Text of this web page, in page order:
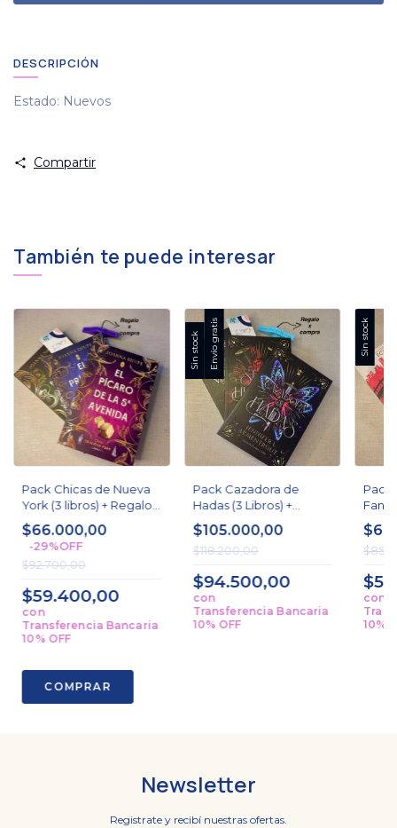
DESCRIPCIÓN
Estado: Nuevos
Compartir
También te puede interesar
Pack Chicas de Nueva
York (3 libros) + Regalo -
Joanna Shupe
$66.000,00
-29%OFF
$92.700,00
$59.400,00
con
Transferencia Bancaria
10% OFF
Sin stock Envío gratis
Pack Cazadora de
Hadas (3 Libros) +
Regalo -Jennifer L
Armentrout
$105.000,00
$118.200,00
$94.500,00
con
Transferencia Bancaria
10% OFF
Sin stock
Pack
con
10%
Newsletter
Registrate y recibí nuestras ofertas.